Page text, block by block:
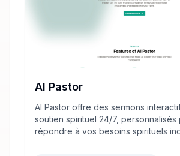
AI Pastor
AI Pastor offre des sermons
soutien spirituel 24/7, personnalisés
répondre à vos besoins spirituels